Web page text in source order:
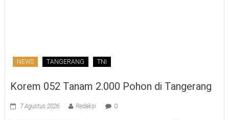
NEWS TANGERANG TNI
Korem 052 Tanam 2.000 Pohon di Tangerang
7 Agustus 2026 Redaksi 0